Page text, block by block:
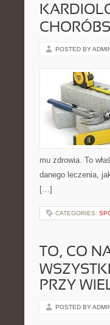
POSTED BY
mu zdrowia. To
danego leczenia,
[…]
CATEGORIES:
TO, CO
PRZY
POSTED BY